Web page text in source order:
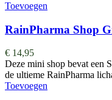
Toevoegen
RainPharma Shop
€ 14,95
Deze mini shop bevat een
de ultieme RainPharma
Toevoegen